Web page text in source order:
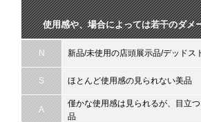
使用感や、場合によっては若干のダメ
N 新品/未使用の店頭展示品/デッドス
S ほとんど使用感の見られない美品
A
僅かな使用感は見られるが、目立
品